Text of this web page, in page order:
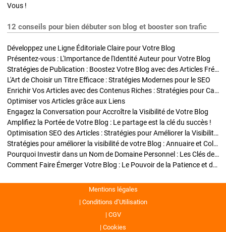
Vous !
12 conseils pour bien débuter son blog et booster son trafic
Développez une Ligne Éditoriale Claire pour Votre Blog
Présentez-vous : L'Importance de l'Identité Auteur pour Votre Blog
Stratégies de Publication : Boostez Votre Blog avec des Articles Fréquents et Exclusifs
L'Art de Choisir un Titre Efficace : Stratégies Modernes pour le SEO
Enrichir Vos Articles avec des Contenus Riches : Stratégies pour Captiver et Optimiser
Optimiser vos Articles grâce aux Liens
Engagez la Conversation pour Accroître la Visibilité de Votre Blog
Amplifiez la Portée de Votre Blog : Le partage est la clé du succès !
Optimisation SEO des Articles : Stratégies pour Améliorer la Visibilité de Votre Blog
Stratégies pour améliorer la visibilité de votre Blog : Annuaire et Collaborations
Pourquoi Investir dans un Nom de Domaine Personnel : Les Clés de la Réussite de Votre Blog
Comment Faire Émerger Votre Blog : Le Pouvoir de la Patience et de la Persévérance
Mentions légales
Conditions d’Utilisation
CGV
Cookies